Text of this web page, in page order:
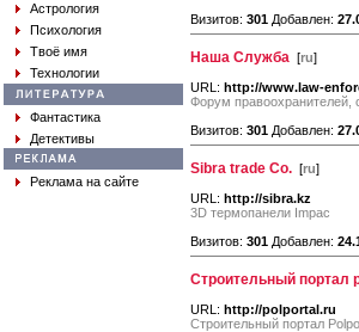
Астрология
Психология
Твоё имя
Технологии
Фантастика
Детективы
Реклама на сайте
Визитов: 301 Добавлен:
Наша Служба [ru]
URL: http://www.law-
Форум
Визитов: 301 Добавлен:
Sibra trade Co. [ru]
URL: http://sibra.kz
3D термопанели Impac
Визитов: 301 Добавлен:
Строительный портал
URL: http://polportal.ru
Строительный портал